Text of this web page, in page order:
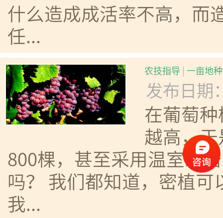
什么造成成活率不高，而
任...
农技指导 | 一亩地
发布日期
在葡萄
越高，
800棵，甚至采用温室栽
吗？ 我们都知道，密植
我...